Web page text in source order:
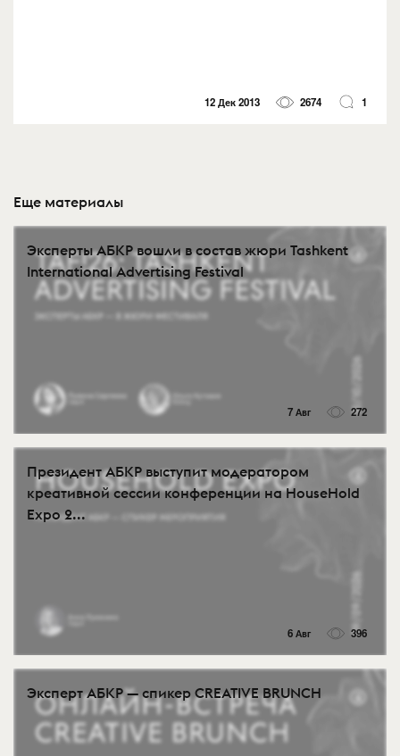
12 Дек 2013 2674 1
Еще материалы
Эксперты АБКР вошли в состав жюри Tashkent
International Advertising Festival
7 Авг 272
Президент АБКР выступит модератором
креативной сессии конференции на HouseHold
Expo 2...
6 Авг 396
Эксперт АБКР — спикер CREATIVE BRUNCH